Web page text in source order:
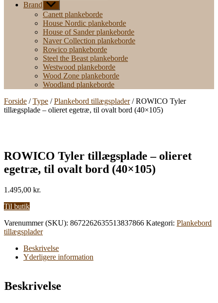
Brand Vis
undermenu
Canett plankeborde
House Nordic plankeborde
House of Sander plankeborde
Naver Collection plankeborde
Rowico plankeborde
Steel the Beast plankeborde
Westwood plankeborde
Wood Zone plankeborde
Woodland plankeborde
Forside /Type /Plankebord tillægsplader/ ROWICO Tyler
tillægsplade – olieret egetræ, til ovalt bord (40×105)
ROWICO Tyler tillægsplade – olieret
egetræ, til ovalt bord (40×105)
1.495,00 kr.
Til butik
Varenummer (SKU): 8672262635513837866 Kategori: Plankebord
tillægsplader
Beskrivelse
Yderligere information
Beskrivelse